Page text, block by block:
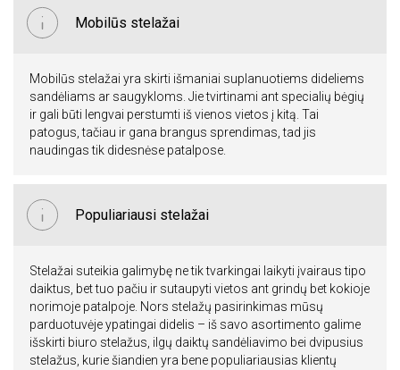
Mobilūs stelažai
Mobilūs stelažai yra skirti išmaniai suplanuotiems dideliems
sandėliams ar saugykloms. Jie tvirtinami ant specialių bėgių
ir gali būti lengvai perstumti iš vienos vietos į kitą. Tai
patogus, tačiau ir gana brangus sprendimas, tad jis
naudingas tik didesnėse patalpose.
Populiariausi stelažai
Stelažai suteikia galimybę ne tik tvarkingai laikyti įvairaus tipo
daiktus, bet tuo pačiu ir sutaupyti vietos ant grindų bet kokioje
norimoje patalpoje. Nors stelažų pasirinkimas mūsų
parduotuvėje ypatingai didelis – iš savo asortimento galime
išskirti biuro stelažus, ilgų daiktų sandėliavimo bei dvipusius
stelažus, kurie šiandien yra bene populiariausias klientų